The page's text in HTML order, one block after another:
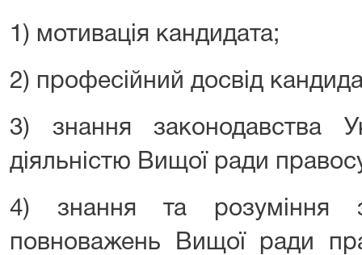
1) мотивація кандидата;
2) професійний досвід
3) знання законодавства
діяльністю Вищої ради
4) знання та розуміння
повноважень Вищої ради